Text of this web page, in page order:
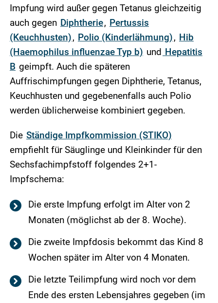
Impfung wird außer gegen Tetanus gleichzeitig
auch gegen Diphtherie, Pertussis
(Keuchhusten), Polio (Kinderlähmung), Hib
(Haemophilus influenzae Typ b) und Hepatitis
B geimpft. Auch die späteren
Auffrischimpfungen gegen Diphtherie, Tetanus,
Keuchhusten und gegebenenfalls auch Polio
werden üblicherweise kombiniert gegeben.
Die Ständige Impfkommission (STIKO)
empfiehlt für Säuglinge und Kleinkinder für den
Sechsfachimpfstoff folgendes 2+1-
Impfschema:
Die erste Impfung erfolgt im Alter von 2
Monaten (möglichst ab der 8. Woche).
Die zweite Impfdosis bekommt das Kind 8
Wochen später im Alter von 4 Monaten.
Die letzte Teilimpfung wird noch vor dem
Ende des ersten Lebensjahres gegeben (im